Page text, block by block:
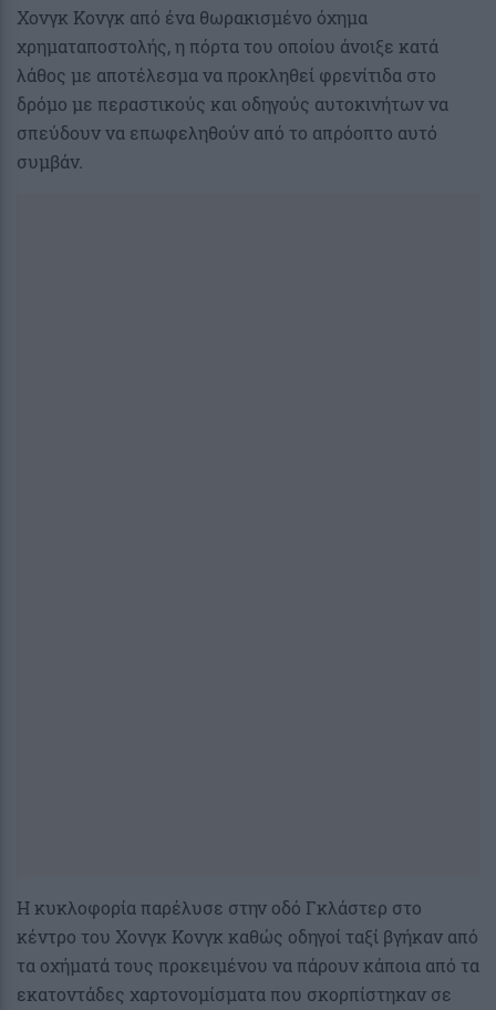
Χονγκ Κονγκ από ένα θωρακισμένο όχημα
χρηματαποστολής, η πόρτα του οποίου άνοιξε κατά
λάθος με αποτέλεσμα να προκληθεί φρενίτιδα στο
δρόμο με περαστικούς και οδηγούς αυτοκινήτων να
σπεύδουν να επωφεληθούν από το απρόοπτο αυτό
συμβάν.
Η κυκλοφορία παρέλυσε στην οδό Γκλάστερ στο
κέντρο του Χονγκ Κονγκ καθώς οδηγοί ταξί βγήκαν από
τα οχήματά τους προκειμένου να πάρουν κάποια από τα
εκατοντάδες χαρτονομίσματα που σκορπίστηκαν σε